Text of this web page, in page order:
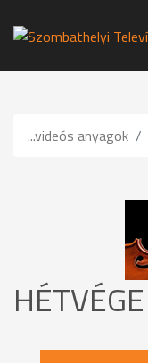
...videós anyagok
HÉTVÉGE